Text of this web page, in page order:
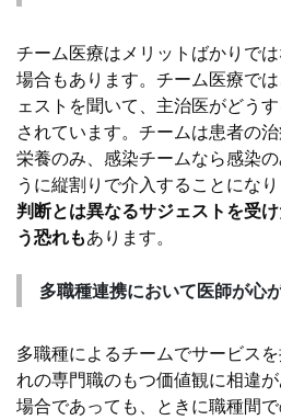
チーム医療はメリットばかりで
場合もあります。チーム医療で
ェストを聞いて、主治医がどう
されています。チームは患者の
栄養のみ、感染チームなら感染
うに縦割りで介入することになり
判断とは異なるサジェストを受
う恐れもあります。
多職種連携において医師が心
多職種によるチームでサービス
れの専門職のもつ価値観に相違
場合であっても、ときに職種間